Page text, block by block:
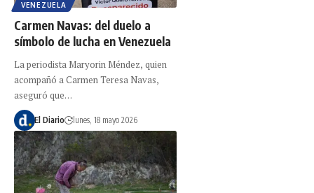
VENEZUELA
Carmen Navas: del duelo a
símbolo de lucha en Venezuela
La periodista Maryorin Méndez, quien
acompañó a Carmen Teresa Navas,
aseguró que…
El Diario lunes, 18 mayo 2026